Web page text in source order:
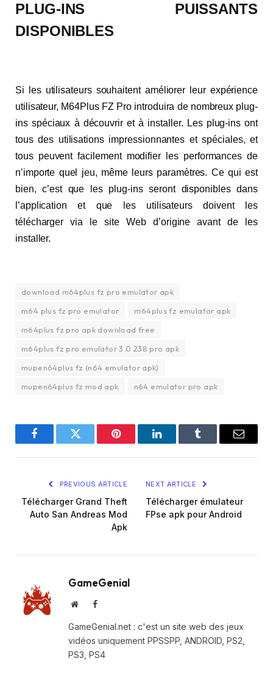
PLUG-INS PUISSANTS
DISPONIBLES
Si les utilisateurs souhaitent améliorer leur expérience
utilisateur, M64Plus FZ Pro introduira de nombreux plug-
ins spéciaux à découvrir et à installer. Les plug-ins ont
tous des utilisations impressionnantes et spéciales, et
tous peuvent facilement modifier les performances de
n’importe quel jeu, même leurs paramètres. Ce qui est
bien, c’est que les plug-ins seront disponibles dans
l’application et que les utilisateurs doivent les
télécharger via le site Web d’origine avant de les
installer.
download m64plus fz pro emulator apk
m64 plus fz pro emulator
m64plus fz emulator apk
m64plus fz pro apk download free
m64plus fz pro emulator 3.0 238 pro apk
mupen64plus fz (n64 emulator apk)
mupen64plus fz mod apk
n64 emulator pro apk
FacebookTwitter Pinterest LinkedInTumblr Email
PREVIOUS ARTICLE
Télécharger Grand Theft
Auto San Andreas Mod
Apk
NEXT ARTICLE
Télécharger émulateur
FPse apk pour Android
GameGenial
WebsiteFacebook
GameGenial.net : c'est un site web des jeux
vidéos uniquement PPSSPP, ANDROID, PS2,
PS3, PS4